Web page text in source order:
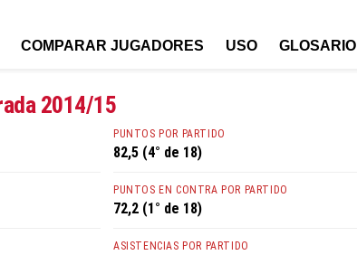
COMPARAR JUGADORES USO GLOSARIO
2014/15
PUNTOS POR PARTIDO
82,5 (4° de 18)
PUNTOS EN CONTRA POR PARTIDO
72,2 (1° de 18)
ASISTENCIAS POR PARTIDO